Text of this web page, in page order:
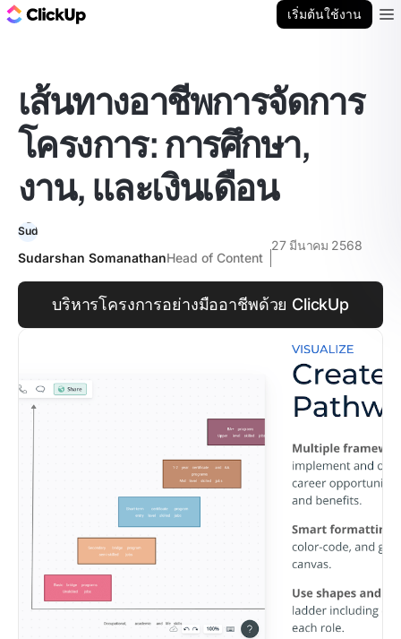
เริ่มต้นใช้งาน
เส้นทางอาชีพการจัดการ
โครงการ: การศึกษา,
งาน, และเงินเดือน
Sudarshan SomanathanHead of Content
27 มีนาคม 2568
บริหารโครงการอย่างมืออาชีพด้วย ClickUp